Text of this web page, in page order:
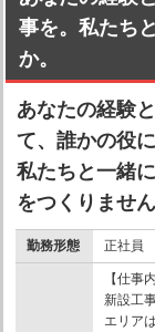
事を。私たち
か。
あなたの経験
て、誰かの役
私たちと一緒
をつくりません
勤務形態 正社員
【仕事
新設工
エリア